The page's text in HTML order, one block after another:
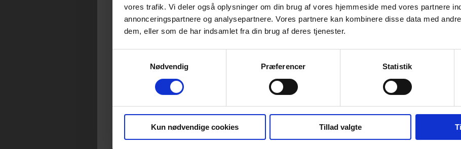
vores trafik. Vi deler også oplysninger om din brug af vores hjemmeside med vores partnere
annonceringspartnere og analysepartnere. Vores partnere kan kombinere disse data med
dem, eller som de har indsamlet fra din brug af deres tjenester.
Nødvendig
Præferencer Statistik
Kun nødvendige cookies Tillad valgte